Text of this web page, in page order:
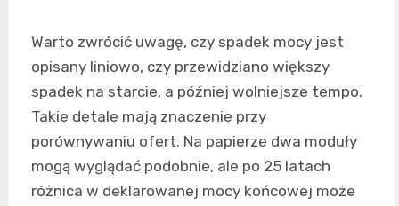
Warto zwrócić uwagę, czy spadek mocy jest
opisany liniowo, czy przewidziano większy
spadek na starcie, a później wolniejsze tempo.
Takie detale mają znaczenie przy
porównywaniu ofert. Na papierze dwa moduły
mogą wyglądać podobnie, ale po 25 latach
różnica w deklarowanej mocy końcowej może